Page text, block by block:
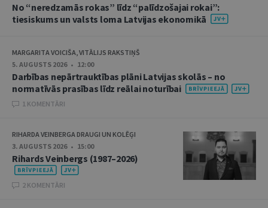
No “neredzamās rokas” līdz “palīdzošajai rokai”:
tiesiskums un valsts loma Latvijas ekonomikā
MARGARITA VOICIŠA, VITĀLIJS RAKSTIŅŠ
5. AUGUSTS 2026 • 12:00
Darbības nepārtrauktības plāni Latvijas skolās – no
normatīvās prasības līdz reālai noturībai
1 KOMENTĀRI
RIHARDA VEINBERGA DRAUGI UN KOLĒĢI
3. AUGUSTS 2026 • 15:00
Rihards Veinbergs (1987–2026)
2 KOMENTĀRI